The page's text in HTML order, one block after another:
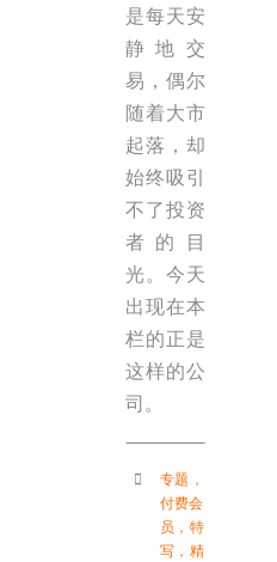
是每天安
静地交
易，偶尔
随着大市
起落，却
始终吸引
不了投资
者的目
光。今天
出现在本
栏的正是
这样的公
司。
专题 ，
付费会
员 ， 特
写 ， 精